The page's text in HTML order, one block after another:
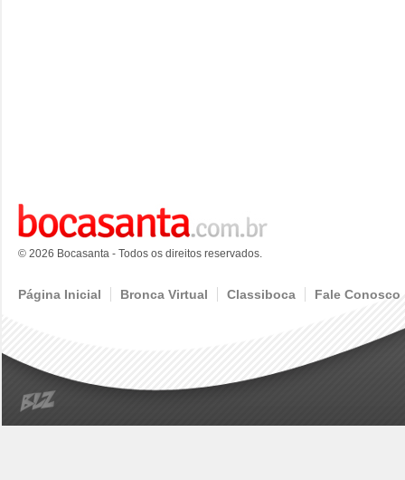
© 2026 Bocasanta - Todos os direitos reservados.
Página Inicial Bronca Virtual Classiboca Fale Conosco